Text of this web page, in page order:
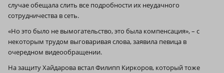
случае обещала слить все подробности их неудачного
сотрудничества в сеть.
«Но это было не вымогательство, это была компенсация», – с
некоторым трудом выговаривая слова, заявила певица в
очередном видеообращении.
На защиту Хайдарова встал Филипп Киркоров, который тоже